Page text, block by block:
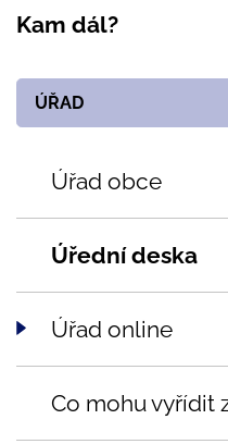
Kam dál?
ÚŘAD
Úřad obce
Úřední deska
Úřad online
Co mohu vyřídit